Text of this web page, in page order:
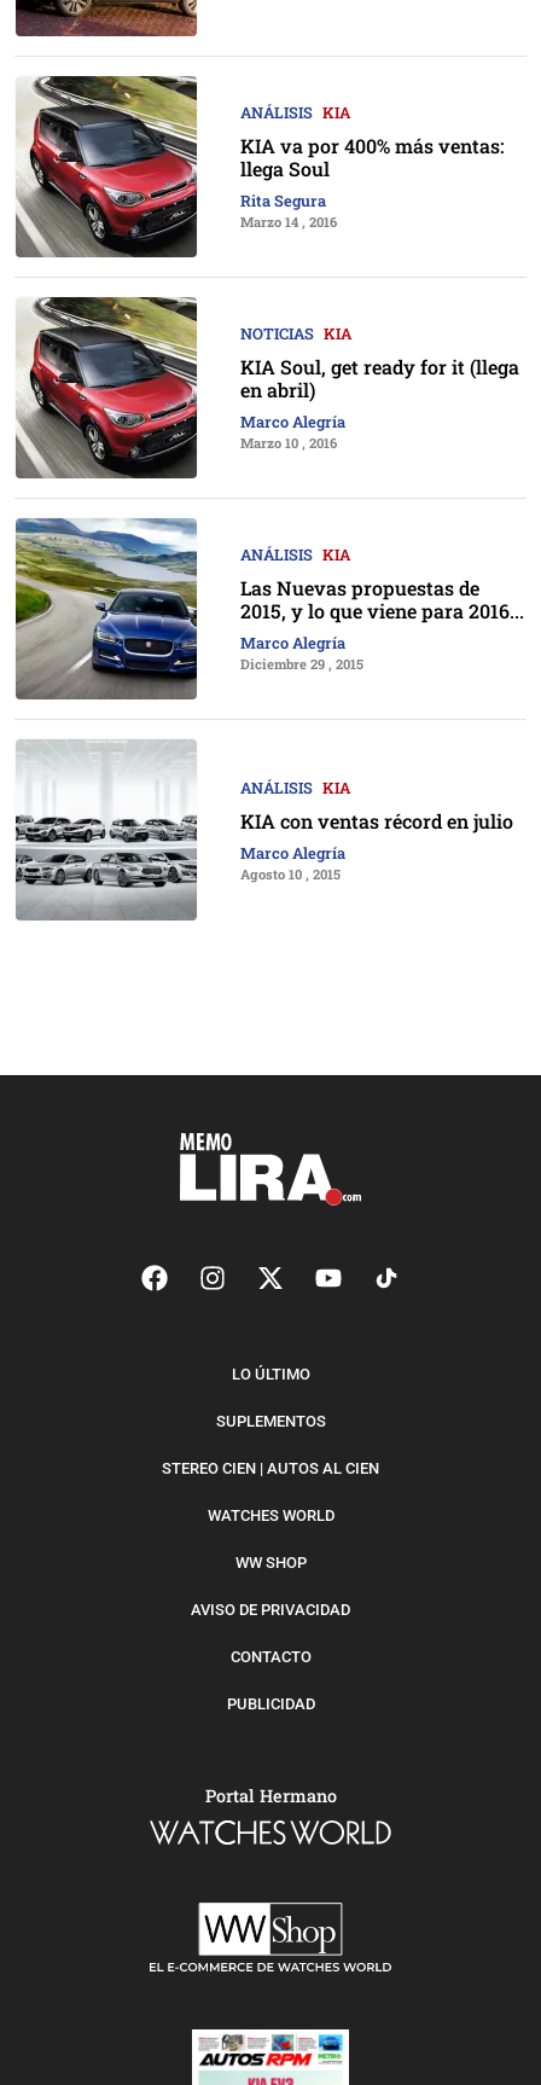
ANÁLISIS KIA
KIA va por 400% más ventas:
llega Soul
Rita Segura
Marzo 14 , 2016
NOTICIAS KIA
KIA Soul, get ready for it (llega
en abril)
Marco Alegría
Marzo 10 , 2016
ANÁLISIS KIA
Las Nuevas propuestas de
2015, y lo que viene para 2016...
Marco Alegría
Diciembre 29 , 2015
ANÁLISIS KIA
KIA con ventas récord en julio
Marco Alegría
Agosto 10 , 2015
LO ÚLTIMO
SUPLEMENTOS
STEREO CIEN | AUTOS AL CIEN
WATCHES WORLD
WW SHOP
AVISO DE PRIVACIDAD
CONTACTO
PUBLICIDAD
Portal Hermano